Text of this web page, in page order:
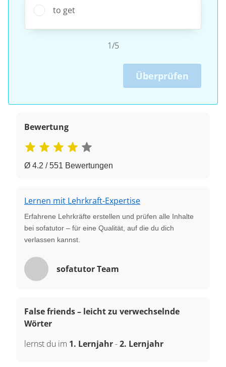
to get
1/5
Überprüfen
Bewertung
Ø 4.2 / 551 Bewertungen
Lernen mit Lehrkraft-Expertise
Erfahrene Lehrkräfte erstellen und prüfen alle Inhalte
bei sofatutor – für eine Qualität, auf die du dich
verlassen kannst.
sofatutor Team
False friends – leicht zu verwechselnde
Wörter
lernst du im 1. Lernjahr-2. Lernjahr